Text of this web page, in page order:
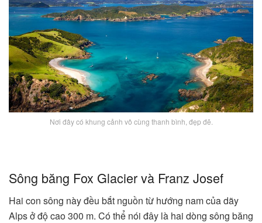
Nơi đây có khung cảnh vô cùng thanh bình, đẹp đẽ.
Sông băng Fox Glacier và Franz Josef
Hai con sông này đều bắt nguồn từ hướng nam của dãy
Alps ở độ cao 300 m. Có thể nói đây là hai dòng sông băng